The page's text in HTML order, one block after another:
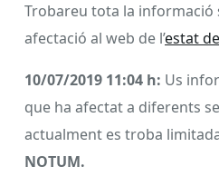
Trobareu tota la informació
afectació al web de l’estat
10/07/2019 11:04 h: Us
que ha afectat a diferents
actualment es troba
NOTUM.